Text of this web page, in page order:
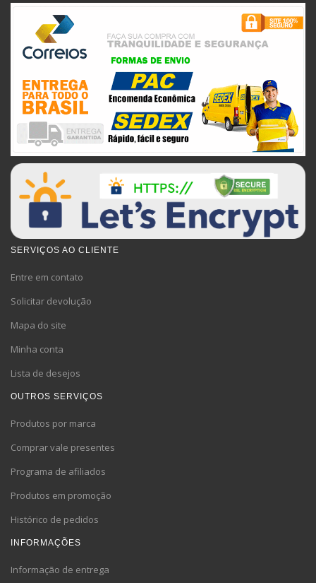
SERVIÇOS AO CLIENTE
Entre em contato
Solicitar devolução
Mapa do site
Minha conta
Lista de desejos
OUTROS SERVIÇOS
Produtos por marca
Comprar vale presentes
Programa de afiliados
Produtos em promoção
Histórico de pedidos
INFORMAÇÕES
Informação de entrega